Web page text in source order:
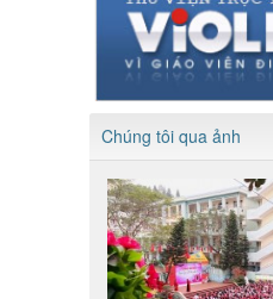
Chúng tôi qua ảnh